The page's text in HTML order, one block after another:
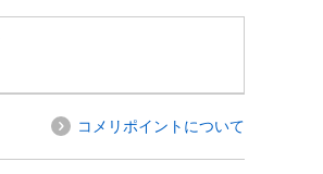
コメリポイントについて